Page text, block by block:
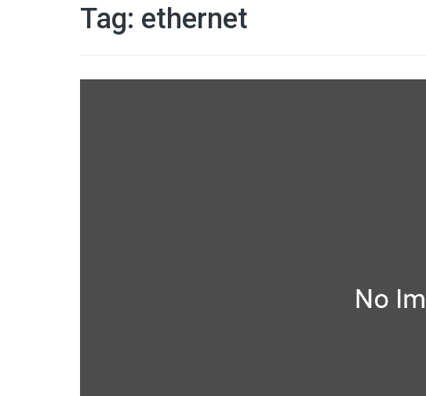
Tag: ethernet